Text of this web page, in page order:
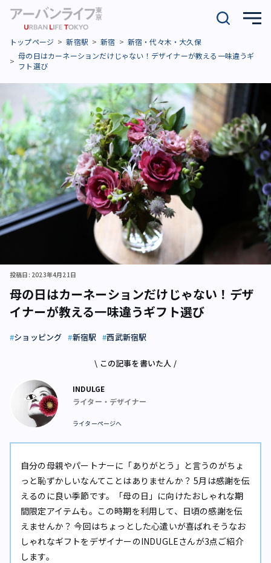
トップページ 新宿駅 新宿
新宿・代々木・大久保
母の日はカーネーションだけじゃない！デザイナーが教える一味違うギ
フト選び
母の日はカーネーションだけじゃない！デザ
イナーが教える一味違うギフト選び
投稿日: 2023年4月21日
ショッピング 新宿駅 西武新宿駅
\ この記事を書いた人 /
INDULGE
ライター・デザイナー
ライターページへ
自分の母親やパートナーに「ありがとう」と言うのがちょ
っと恥ずかしいなんてことはありませんか？ 5月は感謝を伝
えるのに良い季節です。「母の日」に向けたおしゃれな期
間限定アイテムも。この時期を利用して、日頃の感謝を伝
えませんか？ 今回はちょっとした心遣いが喜ばれそうなお
しゃれなギフトをデザイナーのINDUGLEさんが3点ご紹介
します。